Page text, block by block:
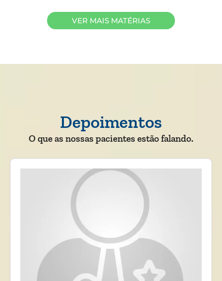
VER MAIS MATÉRIAS
Depoimentos
O que as nossas pacientes estão falando.